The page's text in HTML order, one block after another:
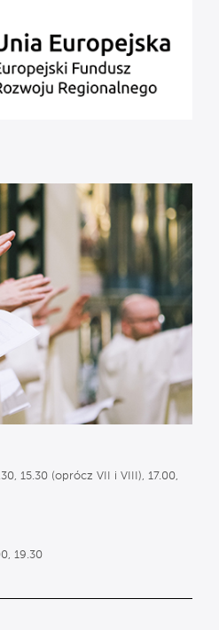
15.30 (oprócz VII i VIII), 17.00,
19.30